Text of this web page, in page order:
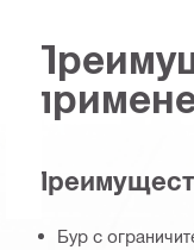
Бур с